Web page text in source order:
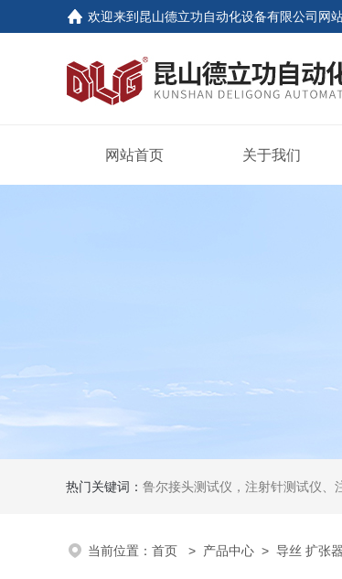
欢迎来到 昆山德立功自动化设备有限公司网
网站首页 关于我们
热门关键词： 鲁尔接头测试仪，注射针测试仪、注射器测试仪、输液
当前位置： 首页 > 产品中心 > 导丝 扩张